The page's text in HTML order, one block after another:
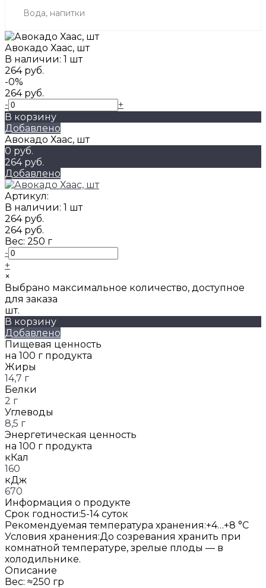
Вода, напитки
Авокадо Хаас, шт
В наличии: 1 шт
264 руб.
-0%
264 руб.
-
+
В корзину
Добавлено
Авокадо Хаас, шт
0 руб.
264 руб.
Добавлено
Артикул:
В наличии: 1 шт
264 руб.
264 руб.
Вес: 250 г
-
+
×
Выбрано максимальное количество, доступное
для заказа
шт.
В корзину
Добавлено
Пищевая ценность
на 100 г продукта
Жиры
14,7 г
Белки
2 г
Углеводы
8,5 г
Энергетическая ценность
на 100 г продукта
кКал
160
кДж
670
Информация о продукте
Срок годности:5-14 суток
Рекомендуемая температура хранения:+4…+8 °C
Условия хранения:До созревания хранить при
комнатной температуре, зрелые плоды — в
холодильнике.
Описание
Вес: ≈250 гр